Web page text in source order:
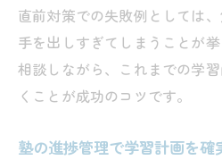
直前対策での失敗例としては
手を出しすぎてしまうことが
相談しながら、これまでの学
くことが成功のコツです。
塾の進捗管理で学習計画を確